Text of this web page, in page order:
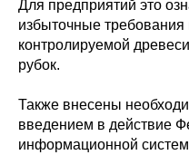
Для предприятий это
избыточные
контролируемой
рубок.
Также внесены
введением в действие
информационной